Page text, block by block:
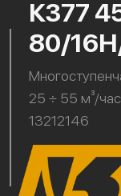
К377
80/
25 ÷ 55 м³/
13212146